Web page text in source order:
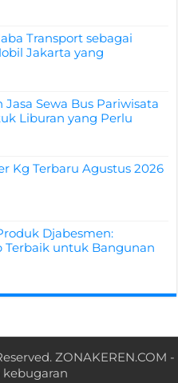
Transport sebagai
Jakarta yang
Jasa Sewa Bus Pariwisata
Liburan yang Perlu
Kg Terbaru Agustus 2026
Djabesmen:
Terbaik untuk Bangunan
ZONAKEREN.COM -